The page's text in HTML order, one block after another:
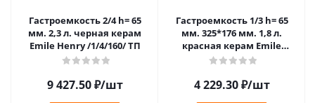
Гастроемкость 2/4 h= 65
мм. 2,3 л. черная керам
Emile Henry /1/4/160/ ТП
9 427.50₽/шт
Гастроемкость 1/3 h= 65
мм. 325*176 мм. 1,8 л.
красная керам Emile
Henry /1/3/210/ ТП VV
4 229.30₽/шт